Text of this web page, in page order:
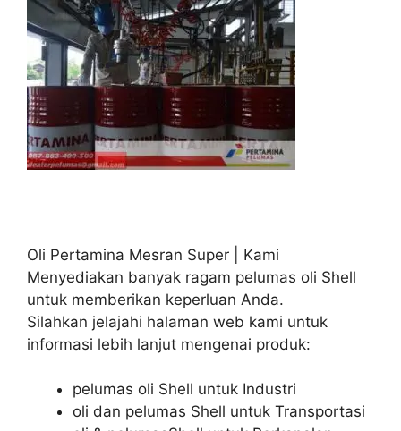
Oli Pertamina Mesran Super | Kami
Menyediakan banyak ragam pelumas oli Shell
untuk memberikan keperluan Anda.
Silahkan jelajahi halaman web kami untuk
informasi lebih lanjut mengenai produk:
pelumas oli Shell untuk Industri
oli dan pelumas Shell untuk Transportasi